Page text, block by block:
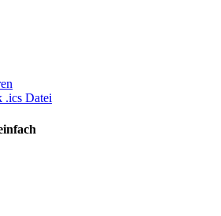
.ics Datei